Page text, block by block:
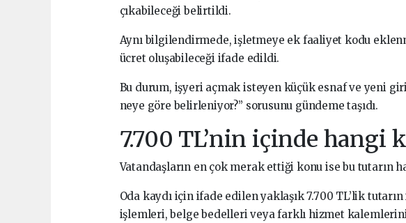
çıkabileceği belirtildi.
Aynı bilgilendirmede, işletmeye ek faaliyet kodu
ücret oluşabileceği ifade edildi.
Bu durum, işyeri açmak isteyen küçük esnaf ve yeni
neye göre belirleniyor?” sorusunu gündeme taşıdı.
7.700 TL’nin içinde hangi
Vatandaşların en çok merak ettiği konu ise bu tutarın
Oda kaydı için ifade edilen yaklaşık 7.700 TL’lik
işlemleri, belge bedelleri veya farklı hizmet